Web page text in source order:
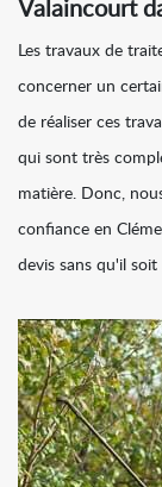
Valaincourt
Les travaux de
concerner un
de réaliser ces
qui sont très
matière. Donc,
confiance en
devis sans qu'il